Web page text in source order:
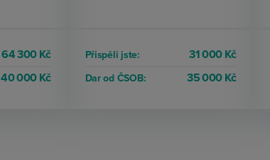
64 300 Kč
40 000 Kč
Přispěli jste: 31 000 Kč
Dar od ČSOB: 35 000 Kč